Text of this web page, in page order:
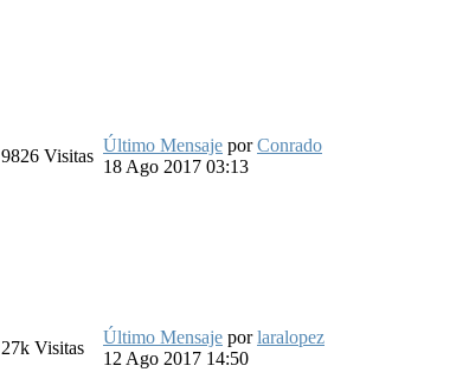
9826 Visitas
Último Mensaje porConrado
18 Ago 2017 03:13
27k Visitas
Último Mensaje porlaralopez
12 Ago 2017 14:50